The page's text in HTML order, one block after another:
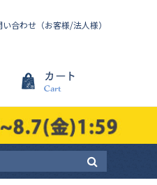
い合わせ（お客様/法人様）